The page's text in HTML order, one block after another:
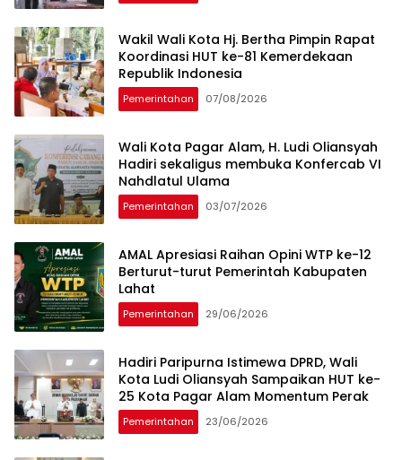
Wakil Wali Kota Hj. Bertha Pimpin ​Rapat
Koordinasi HUT ke-81 Kemerdekaan
Republik Indonesia
Pemerintahan 07/08/2026
Wali Kota Pagar Alam, H. Ludi Oliansyah
Hadiri sekaligus membuka Konfercab VI
Nahdlatul Ulama
Pemerintahan 03/07/2026
AMAL Apresiasi Raihan Opini WTP ke-12
Berturut-turut Pemerintah Kabupaten
Lahat
Pemerintahan 29/06/2026
Hadiri Paripurna Istimewa DPRD, Wali
Kota Ludi Oliansyah Sampaikan HUT ke-
25 Kota Pagar Alam Momentum Perak
Pemerintahan 23/06/2026